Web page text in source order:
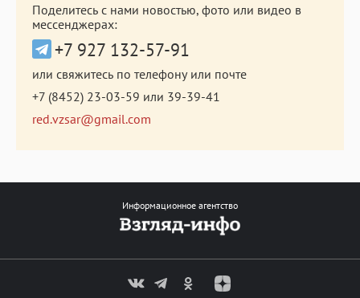
Поделитесь с нами новостью, фото или видео в
мессенджерах:
+7 927 132-57-91
или свяжитесь по телефону или почте
+7 (8452) 23-03-59 или 39-39-41
red.vzsar@gmail.com
Информационное агентство